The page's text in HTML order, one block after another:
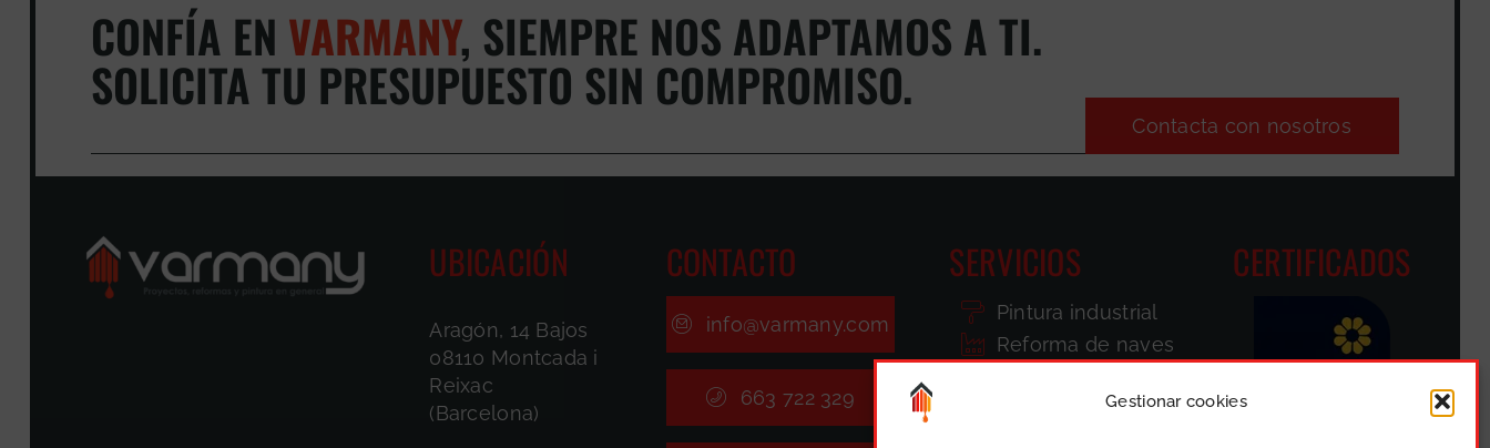
Gestionar cookies
CONFÍA EN VARMANY, SIEMPRE NOS ADAPTAMOS A TI.
SOLICITA TU PRESUPUESTO SIN COMPROMISO.
Contacta con nosotros
UBICACIÓN
Aragón, 14 Bajos
08110 Montcada i
Reixac
(Barcelona)
CONTACTO
info@varmany.com
663 722 329
SERVICIOS
Pintura industrial
Reforma de naves
CERTIFICADOS